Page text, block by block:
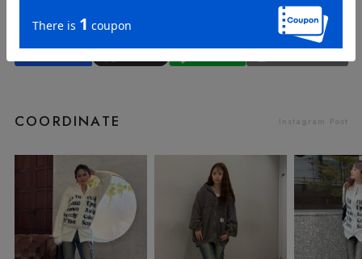
COORDINATE Instagram Post